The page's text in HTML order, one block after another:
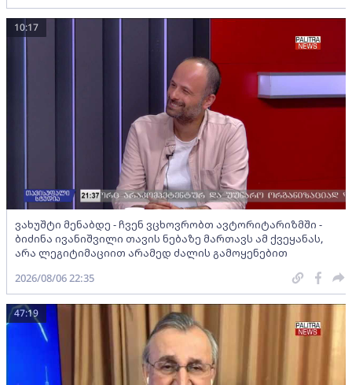
ვახუშტი მენაბდე - ჩვენ ვცხოვრობთ ავტორიტარიზმში -
ბიძინა ივანიშვილი თავის ნებაზე მართავს ამ ქვეყანას,
არა ლეგიტიმაციით არამედ ძალის გამოყენებით
10:17
2026/08/06 22:35
47:19